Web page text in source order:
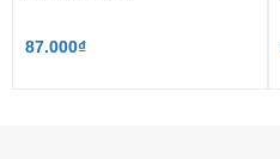
87.000₫